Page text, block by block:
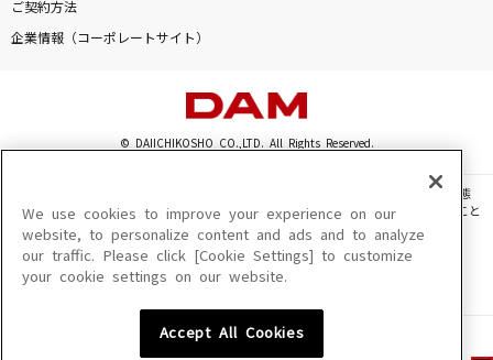
ご契約方法
企業情報（コーポレートサイト）
© DAIICHIKOSHO CO.,LTD. All Rights Reserved.
このサイトに掲載されている一切の文章・画像・写真・動画・音声等を、手段や形態
を問わず、著作権法の定める範囲を超えて無断で複製、転載、ファイル化などすること
を禁じます。
楽曲及びコンテンツは、機種によりご利用いただけない場合があります。
楽曲及びコンテンツの配信日、配信内容が変更になる場合があります。
We use cookies to improve your experience on our
website, to personalize content and ads and to analyze
our traffic. Please click [Cookie Settings] to customize
your cookie settings on our website.
Accept All Cookies